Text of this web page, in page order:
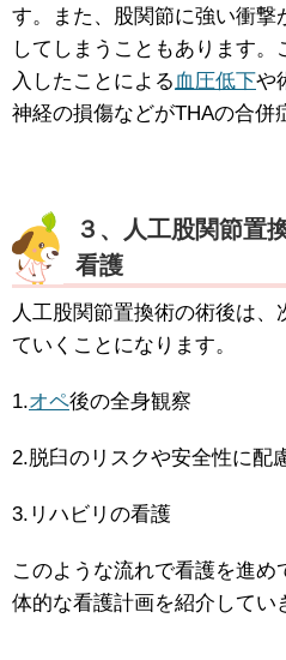
す。また、股関節に強い衝撃
してしまうこともあります
入したことによる 血圧低下や
神経の損傷などがTHAの合併
３、人工股関節置
看護
人工股関節置換術の術後は
ていくことになります。
1.オペ後の全身観察
2.脱臼のリスクや安全性に配
3.リハビリの看護
このような流れで看護を進
体的な看護計画を紹介してい